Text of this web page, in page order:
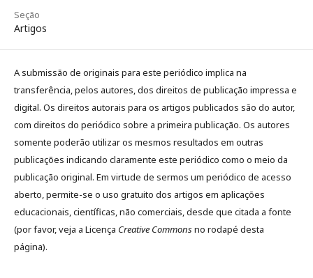
Seção
Artigos
A submissão de originais para este periódico implica na
transferência, pelos autores, dos direitos de publicação impressa e
digital. Os direitos autorais para os artigos publicados são do autor,
com direitos do periódico sobre a primeira publicação. Os autores
somente poderão utilizar os mesmos resultados em outras
publicações indicando claramente este periódico como o meio da
publicação original. Em virtude de sermos um periódico de acesso
aberto, permite-se o uso gratuito dos artigos em aplicações
educacionais, científicas, não comerciais, desde que citada a fonte
(por favor, veja a Licença Creative Commonsno rodapé desta
página).